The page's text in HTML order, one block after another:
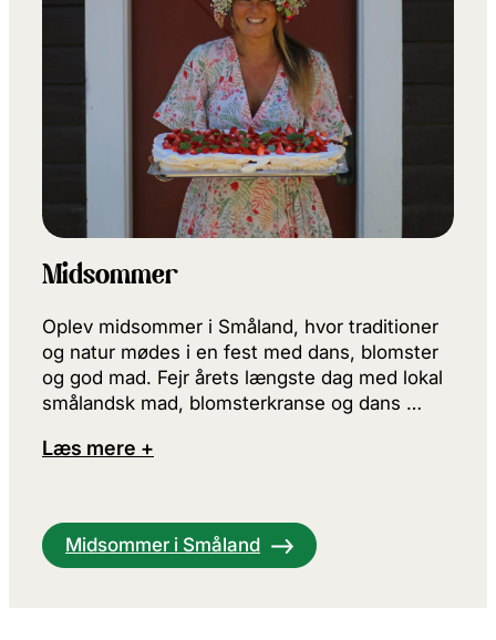
Midsommer
Oplev midsommer i Småland, hvor traditioner
og natur mødes i en fest med dans, blomster
og god mad. Fejr årets længste dag med lokal
smålandsk mad, blomsterkranse og dans …
Læs mere +
Midsommer i Småland